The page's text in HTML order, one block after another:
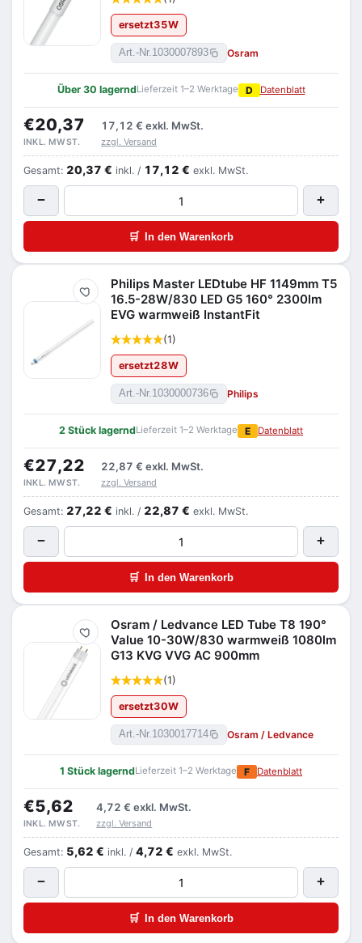
ersetzt35W
Art.-Nr.1030007893 Osram
Über 30 lagerndLieferzeit 1–2 Werktage D Datenblatt
€20,37 17,12 € exkl. MwSt.
INKL. MWST. zzgl. Versand
Gesamt: 20,37 € inkl. / 17,12 € exkl. MwSt.
− +
🛒 In den Warenkorb
Merken
Philips Master LEDtube HF 1149mm T5
16.5-28W/830 LED G5 160° 2300lm
EVG warmweiß InstantFit
(1)
ersetzt28W
Art.-Nr.1030000736 Philips
2 Stück lagerndLieferzeit 1–2 Werktage E Datenblatt
€27,22 22,87 € exkl. MwSt.
INKL. MWST. zzgl. Versand
Gesamt: 27,22 € inkl. / 22,87 € exkl. MwSt.
− +
🛒 In den Warenkorb
Merken
Osram / Ledvance LED Tube T8 190°
Value 10-30W/830 warmweiß 1080lm
G13 KVG VVG AC 900mm
(1)
ersetzt30W
Art.-Nr.1030017714 Osram / Ledvance
1 Stück lagerndLieferzeit 1–2 Werktage F Datenblatt
€5,62 4,72 € exkl. MwSt.
INKL. MWST. zzgl. Versand
Gesamt: 5,62 € inkl. / 4,72 € exkl. MwSt.
− +
🛒 In den Warenkorb